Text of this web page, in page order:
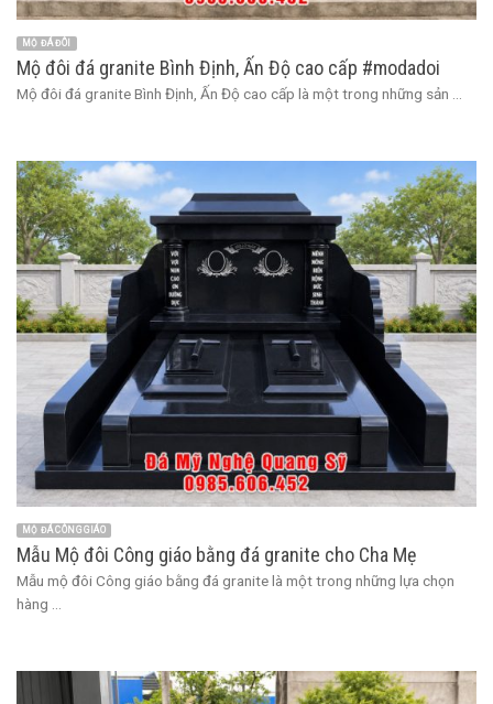
MỘ ĐÁ ĐÔI
Mộ đôi đá granite Bình Định, Ấn Độ cao cấp #modadoi
Mộ đôi đá granite Bình Định, Ấn Độ cao cấp là một trong những sản ...
MỘ ĐÁ CÔNG GIÁO
Mẫu Mộ đôi Công giáo bằng đá granite cho Cha Mẹ
Mẫu mộ đôi Công giáo bằng đá granite là một trong những lựa chọn
hàng ...